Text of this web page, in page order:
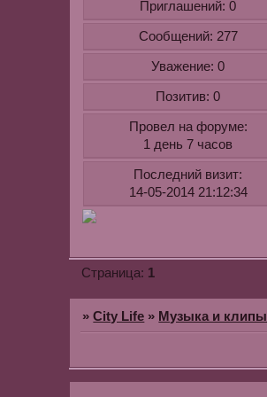
Приглашений: 0
Сообщений: 277
Уважение: 0
Позитив: 0
Провел на форуме:
1 день 7 часов
Последний визит:
14-05-2014 21:12:34
Страница: 1
»City Life » Музыка и клипы